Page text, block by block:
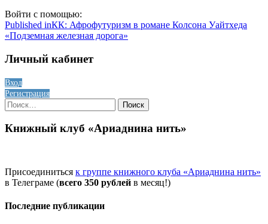
Войти с помощью:
Навигация
по
записям
Published inКК: Афрофутуризм в романе Колсона Уайтхеда
«Подземная железная дорога»
Личный кабинет
Вход
Регистрация
Найти:
Книжный клуб «Ариаднина нить»
Присоединиться к группе книжного клуба «Ариаднина нить»
в Телеграме (всего 350 рублей в месяц!)
Последние публикации